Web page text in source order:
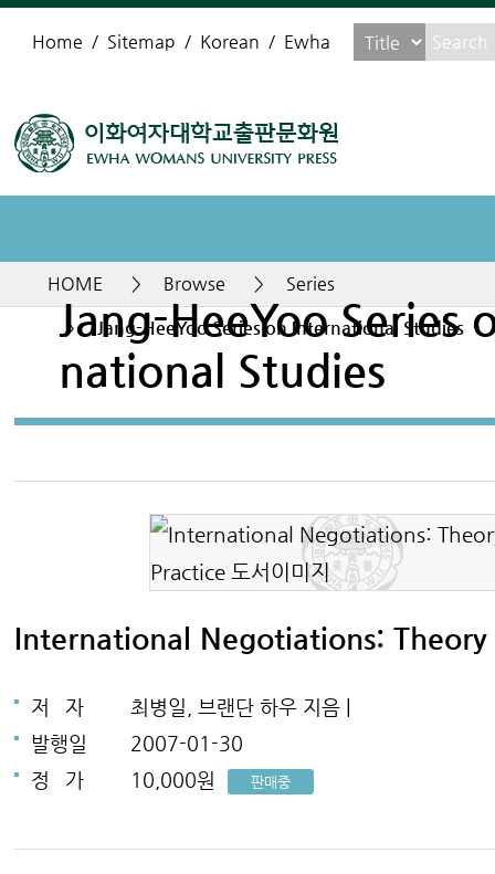
Home Sitemap Korean Ewha
HOME > Browse > Series
> Jang-HeeYoo Series on International Studies
Jang-HeeYoo Series
national Studies
International Negotiations: Theory
저 자
최병일, 브랜단 하우 지음 |
발행일
2007-01-30
정
가 10,000원 판매중